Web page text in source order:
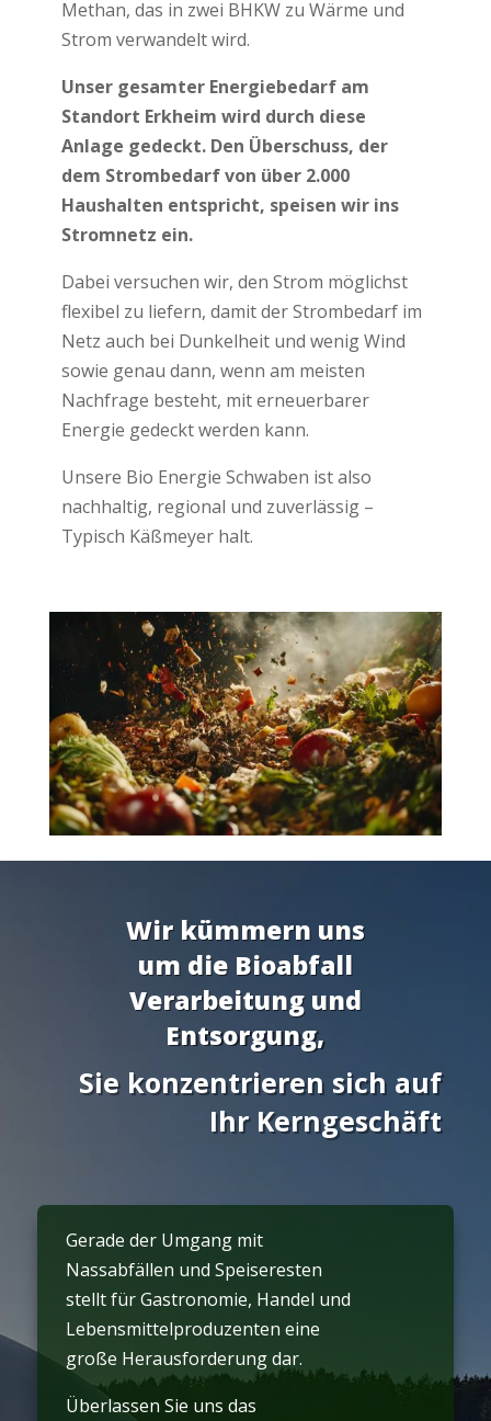
Methan, das in zwei BHKW zu Wärme und
Strom verwandelt wird.
Unser gesamter Energiebedarf am
Standort Erkheim wird durch diese
Anlage gedeckt. Den Überschuss, der
dem Strombedarf von über 2.000
Haushalten entspricht, speisen wir ins
Stromnetz ein.
Dabei versuchen wir, den Strom möglichst
flexibel zu liefern, damit der Strombedarf im
Netz auch bei Dunkelheit und wenig Wind
sowie genau dann, wenn am meisten
Nachfrage besteht, mit erneuerbarer
Energie gedeckt werden kann.
Unsere Bio Energie Schwaben ist also
nachhaltig, regional und zuverlässig –
Typisch Käßmeyer halt.
Wir kümmern uns
um die Bioabfall
Verarbeitung und
Entsorgung,
Sie konzentrieren sich auf
Ihr Kerngeschäft
Gerade der Umgang mit
Nassabfällen und Speiseresten
stellt für Gastronomie, Handel und
Lebensmittelproduzenten eine
große Herausforderung dar.
Überlassen Sie uns das